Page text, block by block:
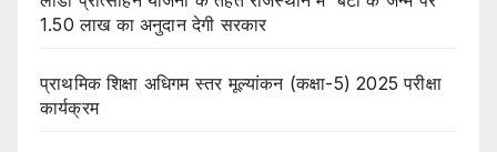
1.50 लाख का अनुदान देगी सरकार
प्राथमिक शिक्षा अधिगम स्तर मूल्यांकन (कक्षा-5) 2025 परीक्षा
कार्यक्रम